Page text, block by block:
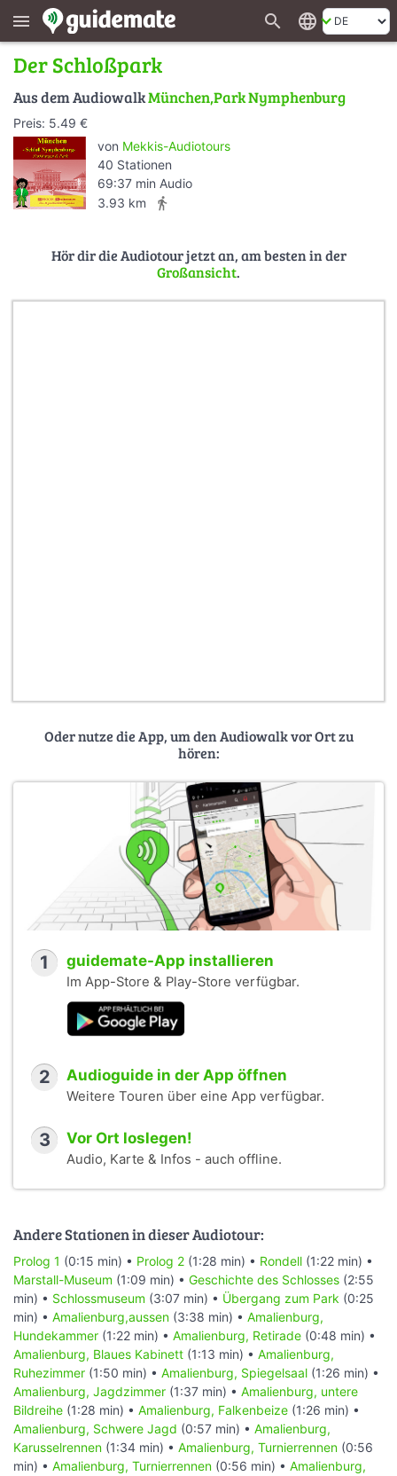
menu search language
Der Schloßpark
Aus dem AudiowalkMünchen,Park Nymphenburg
Preis: 5.49 €
von Mekkis-Audiotours
40 Stationen
69:37 min Audio
3.93 km
directions_walk
Hör dir die Audiotour jetzt an, am besten in der
Großansicht.
Oder nutze die App, um den Audiowalk vor Ort zu
hören:
1 guidemate-App installieren
Im App-Store & Play-Store verfügbar.
2 Audioguide in der App öffnen
Weitere Touren über eine App verfügbar.
3 Vor Ort loslegen!
Audio, Karte & Infos - auch offline.
Andere Stationen in dieser Audiotour:
Prolog 1 (0:15 min) • Prolog 2 (1:28 min) • Rondell (1:22 min) •
Marstall-Museum (1:09 min) • Geschichte des Schlosses (2:55
min) • Schlossmuseum (3:07 min) • Übergang zum Park (0:25
min) • Amalienburg,aussen (3:38 min) • Amalienburg,
Hundekammer (1:22 min) • Amalienburg, Retirade (0:48 min) •
Amalienburg, Blaues Kabinett (1:13 min) • Amalienburg,
Ruhezimmer (1:50 min) • Amalienburg, Spiegelsaal (1:26 min) •
Amalienburg, Jagdzimmer (1:37 min) • Amalienburg, untere
Bildreihe (1:28 min) • Amalienburg, Falkenbeize (1:26 min) •
Amalienburg, Schwere Jagd (0:57 min) • Amalienburg,
Karusselrennen (1:34 min) • Amalienburg, Turnierrennen (0:56
min) • Amalienburg, Turnierrennen (0:56 min) • Amalienburg,